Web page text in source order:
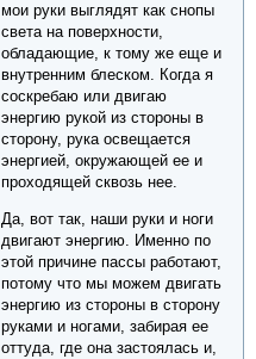
мои руки выглядят как снопы
света на поверхности,
обладающие, к тому же еще и
внутренним блеском. Когда я
соскребаю или двигаю
энергию рукой из стороны в
сторону, рука освещается
энергией, окружающей ее и
проходящей сквозь нее.
Да, вот так, наши руки и ноги
двигают энергию. Именно по
этой причине пассы работают,
потому что мы можем двигать
энергию из стороны в сторону
руками и ногами, забирая ее
оттуда, где она застоялась и,